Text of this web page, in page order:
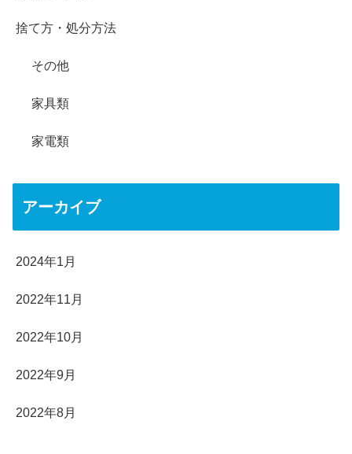
捨て方・処分方法
その他
家具類
家電類
アーカイブ
2024年1月
2022年11月
2022年10月
2022年9月
2022年8月